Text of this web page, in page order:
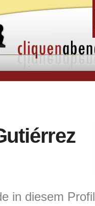
in diesem